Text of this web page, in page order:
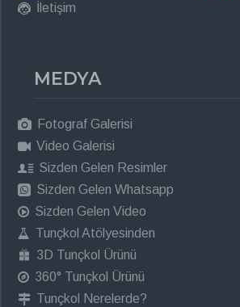
İletişim
MEDYA
Fotograf Galerisi
Video Galerisi
Sizden Gelen Resimler
Sizden Gelen Whatsapp
Sizden Gelen Video
Tunçkol Atölyesinden
3D Tunçkol Ürünü
360° Tunçkol Ürünü
Tunçkol Nerelerde?